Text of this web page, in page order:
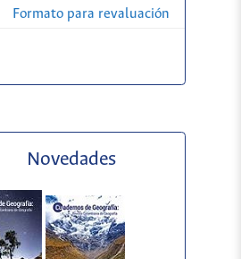
Formato para revaluación
Novedades